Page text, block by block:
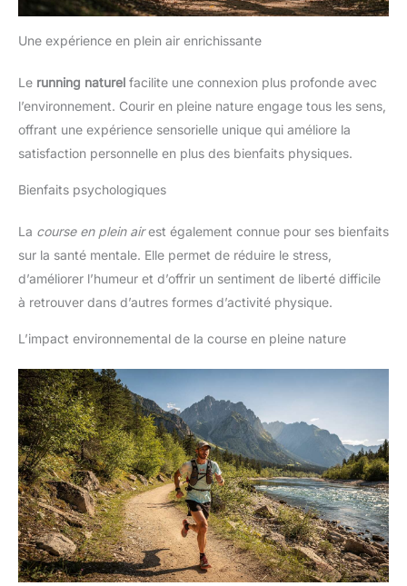
Une expérience en plein air enrichissante
Le running naturel facilite une connexion plus profonde avec
l’environnement. Courir en pleine nature engage tous les sens,
offrant une expérience sensorielle unique qui améliore la
satisfaction personnelle en plus des bienfaits physiques.
Bienfaits psychologiques
La course en plein airest également connue pour ses bienfaits
sur la santé mentale. Elle permet de réduire le stress,
d’améliorer l’humeur et d’offrir un sentiment de liberté difficile
à retrouver dans d’autres formes d’activité physique.
L’impact environnemental de la course en pleine nature